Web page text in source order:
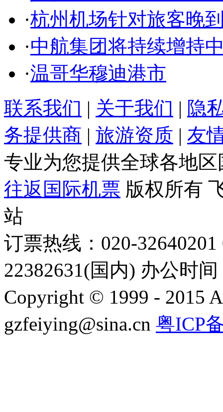
·杭州机场针对旅客晚
·中航集团将持续增持
·温哥华穆迪港市
联系我们 | 关于我们 | 隐
务提供商 | 旅游资质 | 友
专业为您提供全球各地
往返国际机票 版权所有
站
订票热线：020-
22382631(国内) 办公时
Copyright © 1999 - 2015
gzfeiying@sina.cn 粤ICP